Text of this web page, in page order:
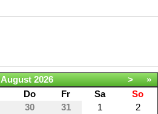
August 2026 >
»
Do Fr Sa
So
30 31 1
2